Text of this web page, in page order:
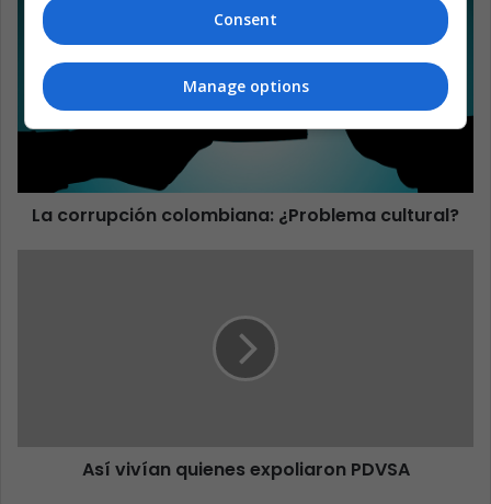
La corrupción colombiana: ¿Problema cultural?
Así vivían quienes expoliaron PDVSA
Consent
Manage options